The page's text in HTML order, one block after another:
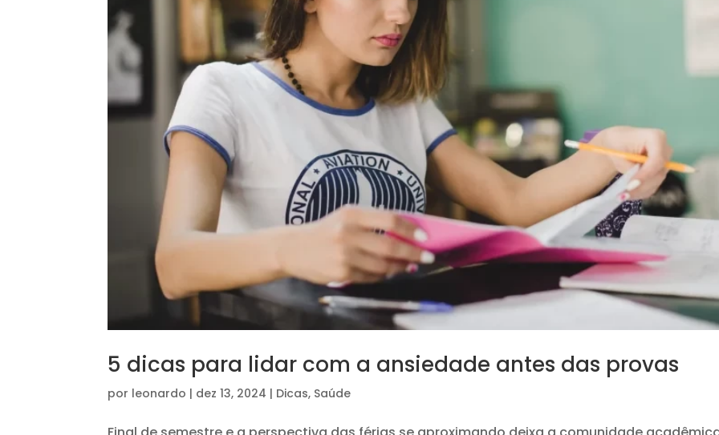
5 dicas para lidar com a ansiedade antes das provas
por leonardo | dez 13, 2024 | Dicas, Saúde